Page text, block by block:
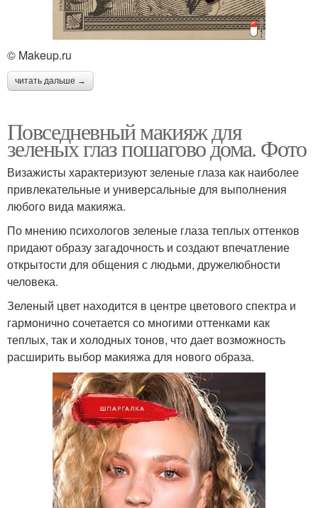
© Makeup.ru
читать дальше →
Повседневный макияж для
зеленых глаз пошагово дома. Фото
Визажисты характеризуют зеленые глаза как наиболее
привлекательные и универсальные для выполнения
любого вида макияжа.
По мнению психологов зеленые глаза теплых оттенков
придают образу загадочность и создают впечатление
открытости для общения с людьми, дружелюбности
человека.
Зеленый цвет находится в центре цветового спектра и
гармонично сочетается со многими оттенками как
теплых, так и холодных тонов, что дает возможность
расширить выбор макияжа для нового образа.